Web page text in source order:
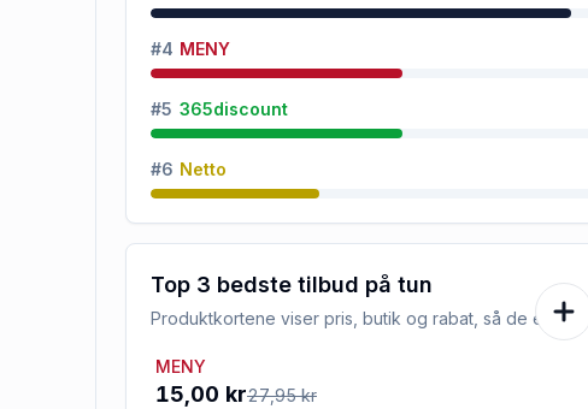
#4 MENY
#5 365discount
#6 Netto
Top 3 bedste tilbud på tun
Produktkortene viser pris, butik og rabat, så de er
-46%
MENY
15,00 kr27,95 kr